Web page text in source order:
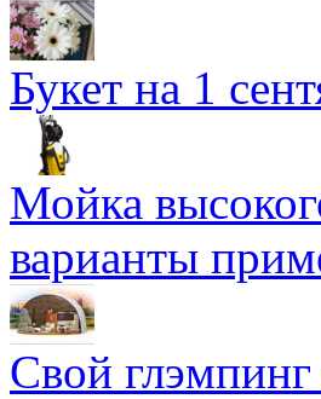
Букет на 1
Мойка
варианты
Свой